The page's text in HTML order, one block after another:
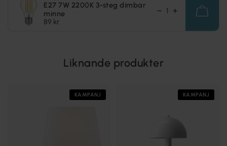
E27 7W 2200K 3-steg dimbar
minne
89 kr
Liknande produkter
KAMPANJ KAMPANJ